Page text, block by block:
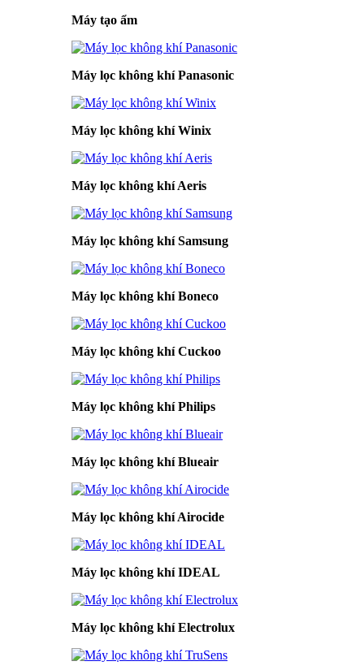
Máy tạo ẩm
Máy lọc không khí Panasonic
Máy lọc không khí Winix
Máy lọc không khí Aeris
Máy lọc không khí Samsung
Máy lọc không khí Boneco
Máy lọc không khí Cuckoo
Máy lọc không khí Philips
Máy lọc không khí Blueair
Máy lọc không khí Airocide
Máy lọc không khí IDEAL
Máy lọc không khí Electrolux